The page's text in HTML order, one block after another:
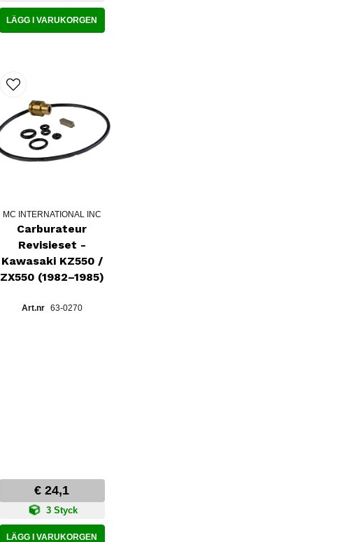
LÄGG I VARUKORGEN
MC INTERNATIONAL INC
Carburateur
Revisieset -
Kawasaki KZ550 /
ZX550 (1982–1985)
63-0270
€ 24,1
3 Styck
LÄGG I VARUKORGEN